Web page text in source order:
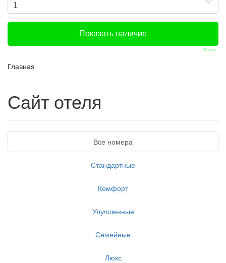
Bnovo
Главная
Сайт отеля
Вcе номера
Стандартные
Комфорт
Улучшенные
Семейные
Люкс